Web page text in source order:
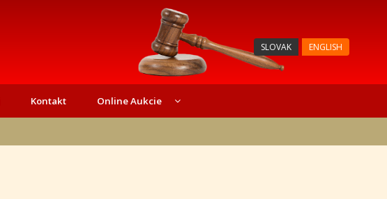
SLOVAK ENGLISH
Kontakt Online Aukcie